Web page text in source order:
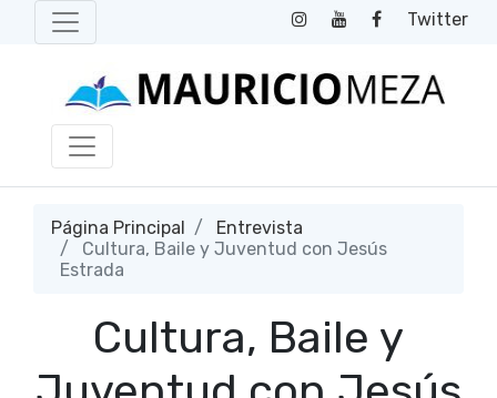
Twitter
Página Principal
Entrevista
Cultura, Baile y Juventud con Jesús
Estrada
Cultura, Baile y